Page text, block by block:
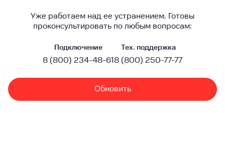
Уже работаем над ее устранением. Готовы
проконсультировать по любым вопросам:
Подключение
8 (800) 234-48-61
Тех. поддержка
8 (800) 250-77-77
Обновить